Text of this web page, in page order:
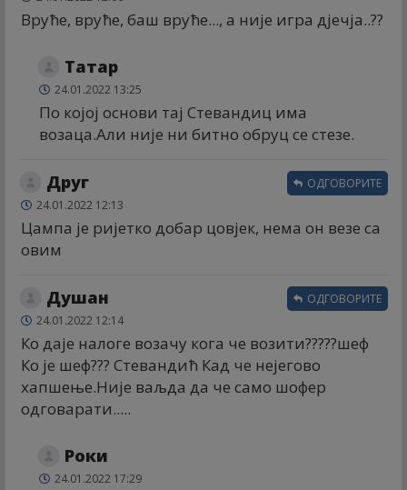
Вруће, вруће, баш вруће..., а није игра дјечја..??
Татар
24.01.2022 13:25
По којој основи тај Стевандиц има
возаца.Али није ни битно обруц се стезе.
Друг
24.01.2022 12:13
Цампа је ријетко добар цовјек, нема он везе са
овим
ОДГОВОРИТЕ
Душан
24.01.2022 12:14
Ко даје налоге возачу кога че возити?????шеф
Ко је шеф??? Стевандић Кад че нејегово
хапшење.Није ваљда да че само шофер
одговарати.....
ОДГОВОРИТЕ
Роки
24.01.2022 17:29